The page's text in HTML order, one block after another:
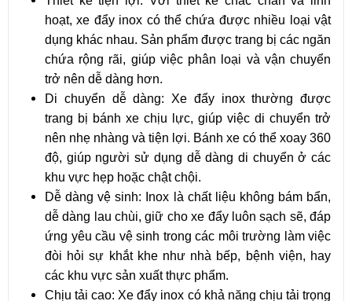
hoạt, xe đẩy inox có thể chứa được nhiều loại vật
dụng khác nhau. Sản phẩm được trang bị các ngăn
chứa rộng rãi, giúp việc phân loại và vận chuyển
trở nên dễ dàng hơn.
Di chuyển dễ dàng: Xe đẩy inox thường được
trang bị bánh xe chịu lực, giúp việc di chuyển trở
nên nhẹ nhàng và tiện lợi. Bánh xe có thể xoay 360
độ, giúp người sử dụng dễ dàng di chuyển ở các
khu vực hẹp hoặc chật chội.
Dễ dàng vệ sinh: Inox là chất liệu không bám bẩn,
dễ dàng lau chùi, giữ cho xe đẩy luôn sạch sẽ, đáp
ứng yêu cầu vệ sinh trong các môi trường làm việc
đòi hỏi sự khắt khe như nhà bếp, bệnh viện, hay
các khu vực sản xuất thực phẩm.
Chịu tải cao: Xe đẩy inox có khả năng chịu tải trọng